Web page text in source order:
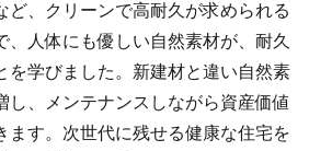
、クリーンで高耐久が求められる
、人体にも優しい自然素材が、耐久
を学びました。新建材と違い自然素
し、メンテナンスしながら資産価値
ます。次世代に残せる健康な住宅を